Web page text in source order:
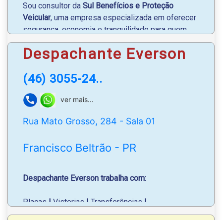
Sou consultor da Sul Benefícios e Proteção
Veicular, uma empresa especializada em oferecer
segurança, economia e tranquilidade para quem
não abre mão de cuidar do próprio patrimônio.
Meu trabalho é entender a necessidade de cada
cliente e apresentar as melhores soluções, com
coberturas completas, atendimento rápido e
benefícios exclusivos
Venha fazer seu orçamento, atendo toda a região
WhatsApp: (46) 99127-7340
Despachante Everson
(46) 3055-24..
ver mais...
Rua Mato Grosso, 284 - Sala 01
Francisco Beltrão - PR
Despachante Everson trabalha com:
Placas | Vistorias | Transferências |
Documentação|Primeiro emplacamento|